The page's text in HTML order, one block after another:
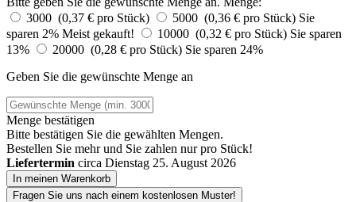
3000 (0,37 € pro Stück)
5000 (0,36 € pro Stück) Sie
sparen 2% Meist gekauft! 10000 (0,32 € pro Stück) Sie sparen
13%
20000 (0,28 € pro Stück) Sie sparen 24%
Geben Sie die gewünschte Menge an
Menge bestätigen
Bitte bestätigen Sie die gewählten Mengen.
Bestellen Sie mehr und Sie zahlen nurpro Stück!
Liefertermin circa Dienstag 25. August 2026
In meinen Warenkorb
Fragen Sie uns nach einem kostenlosen Muster!